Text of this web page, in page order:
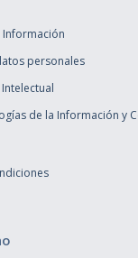
Información
personales
de la Información y